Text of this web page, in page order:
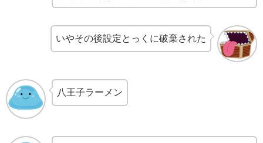
いやその後設定とっくに破棄された
八王子ラーメン